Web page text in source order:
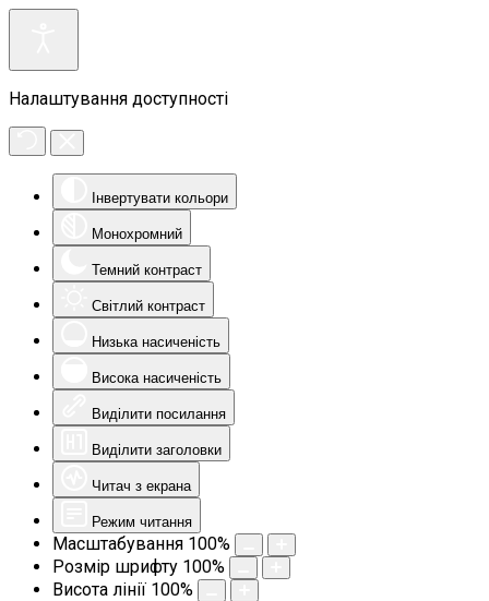
Налаштування доступності
Інвертувати кольори
Монохромний
Темний контраст
Світлий контраст
Низька насиченість
Висока насиченість
Виділити посилання
Виділити заголовки
Читач з екрана
Режим читання
Масштабування 100%
Розмір шрифту 100%
Висота лінії 100%